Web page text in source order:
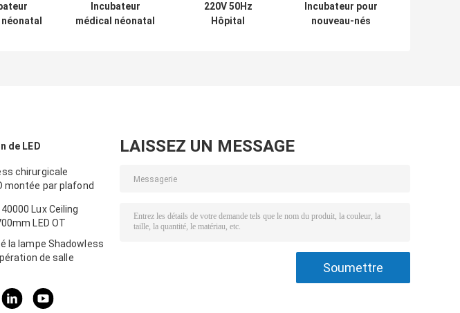
Incubateur
médical néonatal
220V 50Hz
Hôpital
Incubateur pour
nouveau-nés
de LED
chirurgicale
montée par plafond
Lux Ceiling
LED OT
la lampe Shadowless
de salle
LAISSEZ UN MESSAGE